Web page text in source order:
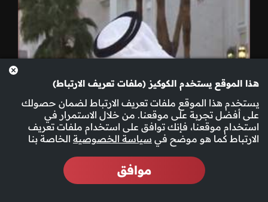
هذا الموقع يستخدم الكوكيز (ملفات تعريف الارتباط)
يستخدم هذا الموقع ملفات تعريف الارتباط لضمان حصولك
على أفضل تجربة على موقعنا. من خلال الاستمرار في
استخدام موقعنا، فإنك توافق على استخدام ملفات تعريف
الارتباط كما هو موضح في سياسة الخصوصية الخاصة بنا
موافق